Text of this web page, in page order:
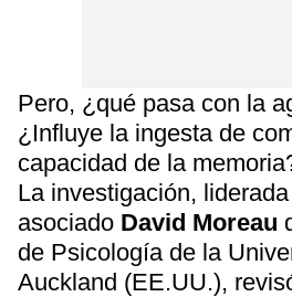
Pero, ¿qué pasa con la
¿Influye la ingesta de
capacidad de la
La investigación,
asociado David Moreau
de Psicología de la
Auckland (EE.UU.),